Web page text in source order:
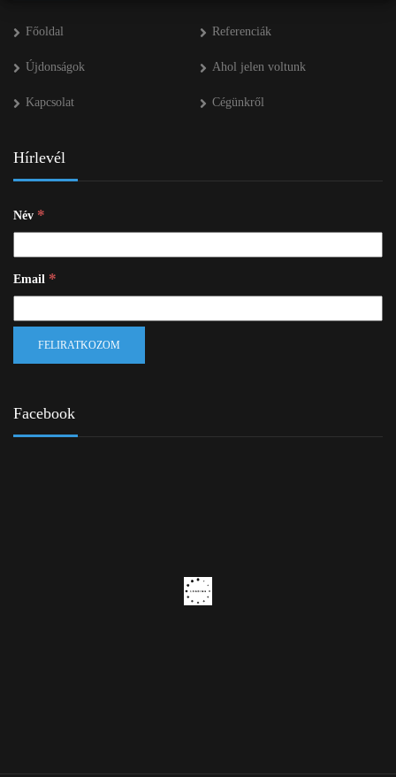
Főoldal Referenciák
Újdonságok Ahol jelen voltunk
Kapcsolat Cégünkről
Hírlevél
Név *
Email *
Facebook